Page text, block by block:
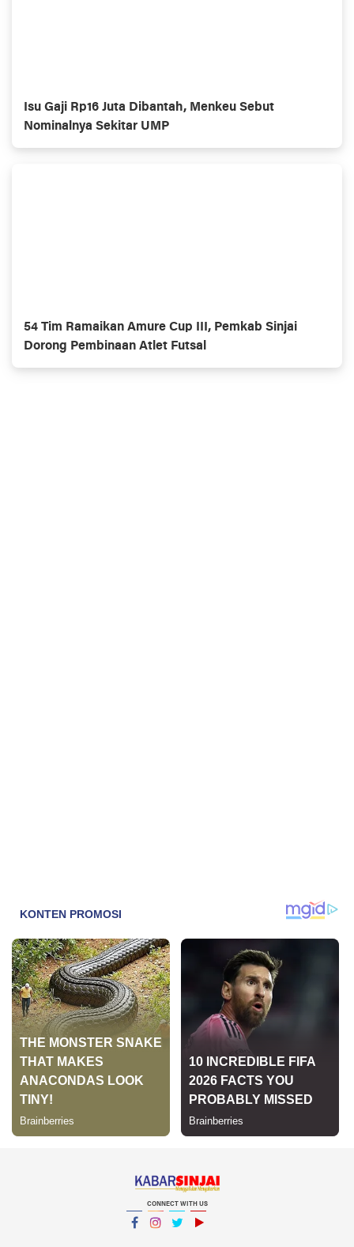
Isu Gaji Rp16 Juta Dibantah, Menkeu Sebut
Nominalnya Sekitar UMP
54 Tim Ramaikan Amure Cup III, Pemkab Sinjai
Dorong Pembinaan Atlet Futsal
CONNECT WITH US